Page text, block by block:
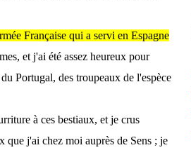
Française qui a servi en Espagne
et j'ai été assez heureux pour
Portugal, des troupeaux de l'espèce
à ces bestiaux, et je crus
que j'ai chez moi auprès de Sens ; je